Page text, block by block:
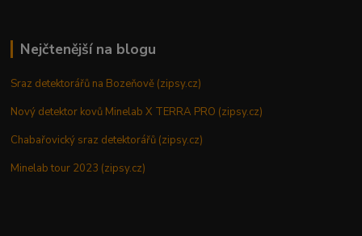
Nejčtenější na blogu
Sraz detektorářů na Bozeňově (zipsy.cz)
Nový detektor kovů Minelab X TERRA PRO (zipsy.cz)
Chabařovický sraz detektorářů (zipsy.cz)
Minelab tour 2023 (zipsy.cz)